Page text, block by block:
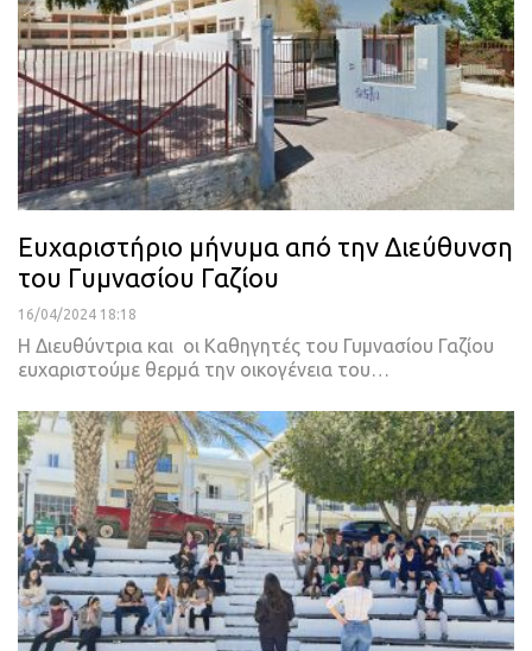
Ευχαριστήριο μήνυμα από την Διεύθυνση
του Γυμνασίου Γαζίου
16/04/2024 18:18
Η Διευθύντρια και οι Καθηγητές του Γυμνασίου Γαζίου
ευχαριστούμε θερμά την οικογένεια του…